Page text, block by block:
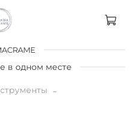
в одном месте